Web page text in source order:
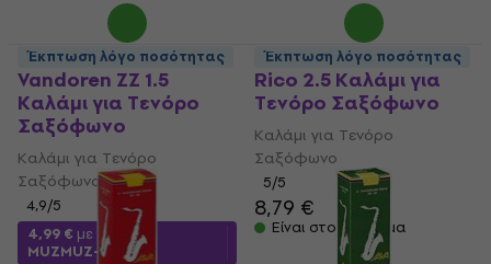
Vandoren ZZ 1.5
Καλάμι για Τενόρο
Σαξόφωνο
Καλάμι για Τενόρο
Σαξόφωνο
4,9/5
4,99 € με κωδικό
MUZMUZ-5
Rico 2.5 Καλάμι για
Τενόρο Σαξόφωνο
Καλάμι για Τενόρο
Σαξόφωνο
5/5
8,79 €
Είναι στο απόθεμα
Έκπτωση λόγο ποσότητας Έκπτωση λόγο ποσότητας